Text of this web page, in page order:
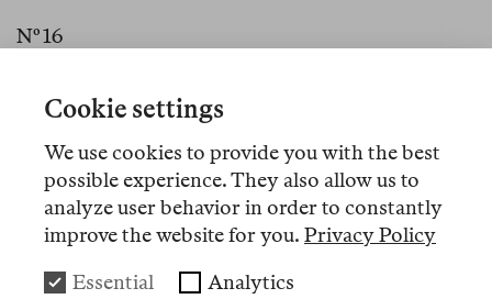
Nº 16
Gaza as World War
Nº 14
Memo
Acts of Silence
Cookie settings
We use cookies to provide you with the best
possible experience. They also allow us to
analyze user behavior in order to constantly
improve the website for you. Privacy Policy
Essential Analytics